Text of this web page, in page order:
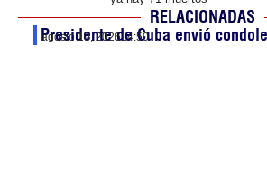
RELACIONADAS
Presidente de Cuba envió
agosto 10, 202614:50